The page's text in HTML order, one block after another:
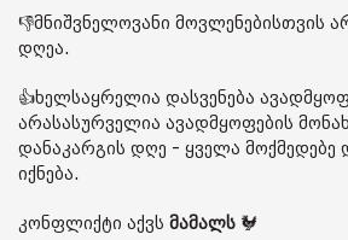
👎მნიშვნელოვანი მოვლენებისთვის
დღეა.
👍ხელსაყრელია დასვენება
არასასურველია ავადმყოფების
დანაკარგის დღე - ყველა მოქმედებე
იქნება.
კონფლიქტი აქვს მამალს 🐓